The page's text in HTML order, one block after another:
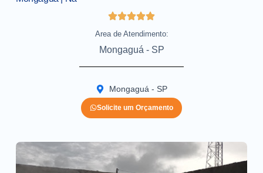
Area de Atendimento:
Mongaguá - SP
Mongaguá - SP
Solicite um Orçamento